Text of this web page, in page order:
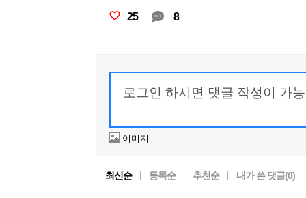
25 8
이미지
최신순 등록순 추천순 내가 쓴 댓글(0)